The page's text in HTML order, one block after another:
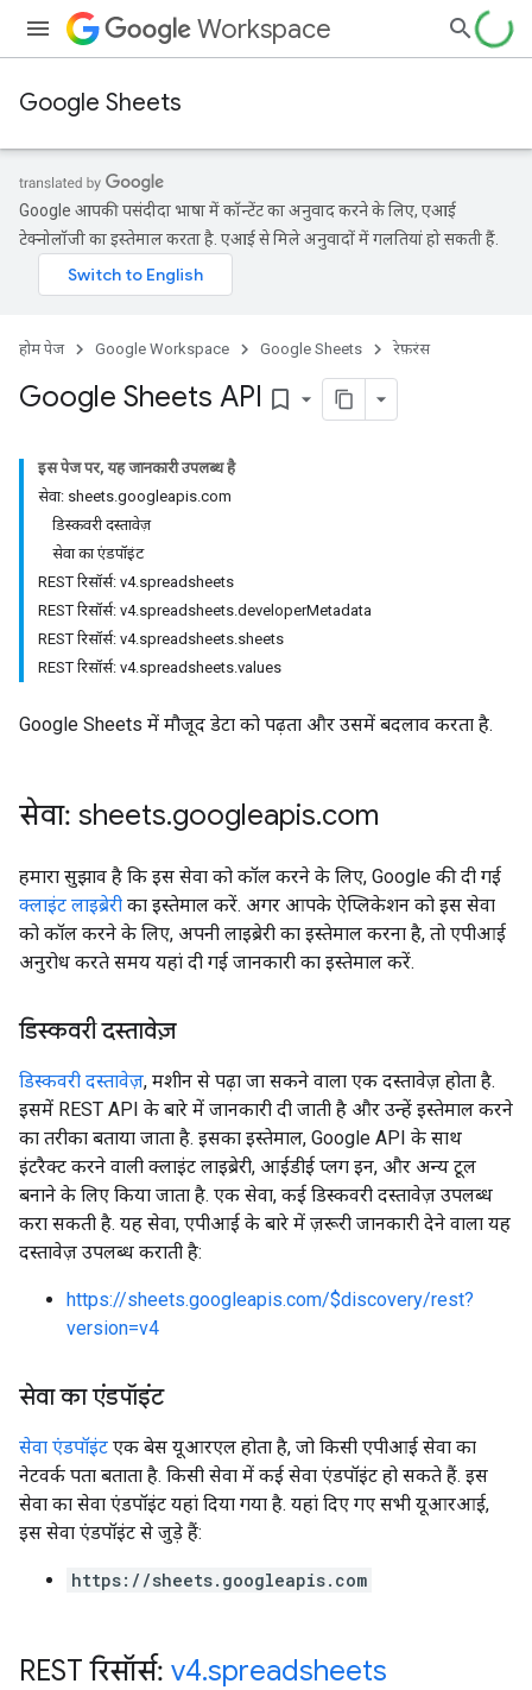
Workspace
Google Sheets
Google आपकी पसंदीदा भाषा में कॉन्टेंट का अनुवाद करने के लिए, एआई
टेक्नोलॉजी का इस्तेमाल करता है. एआई से मिले अनुवादों में गलतियां हो सकती हैं.
होम पेज Google Workspace Google Sheets रेफ़रंस
Google Sheets API bookmark_border
इस पेज पर, यह जानकारी उपलब्ध है
सेवा: sheets.googleapis.com
डिस्कवरी दस्तावेज़
सेवा का एंडपॉइंट
REST रिसॉर्स: v4.spreadsheets
REST रिसॉर्स: v4.spreadsheets.developerMetadata
REST रिसॉर्स: v4.spreadsheets.sheets
REST रिसॉर्स: v4.spreadsheets.values
Google Sheets में मौजूद डेटा को पढ़ता और उसमें बदलाव करता है.
सेवा: sheets.googleapis.com
हमारा सुझाव है कि इस सेवा को कॉल करने के लिए, Google की दी गई
क्लाइंट लाइब्रेरी का इस्तेमाल करें. अगर आपके ऐप्लिकेशन को इस सेवा
को कॉल करने के लिए, अपनी लाइब्रेरी का इस्तेमाल करना है, तो एपीआई
अनुरोध करते समय यहां दी गई जानकारी का इस्तेमाल करें.
डिस्कवरी दस्तावेज़
डिस्कवरी दस्तावेज़, मशीन से पढ़ा जा सकने वाला एक दस्तावेज़ होता है.
इसमें REST API के बारे में जानकारी दी जाती है और उन्हें इस्तेमाल करने
का तरीका बताया जाता है. इसका इस्तेमाल, Google API के साथ
इंटरैक्ट करने वाली क्लाइंट लाइब्रेरी, आईडीई प्लग इन, और अन्य टूल
बनाने के लिए किया जाता है. एक सेवा, कई डिस्कवरी दस्तावेज़ उपलब्ध
करा सकती है. यह सेवा, एपीआई के बारे में ज़रूरी जानकारी देने वाला यह
दस्तावेज़ उपलब्ध कराती है:
https://sheets.googleapis.com/$discovery/rest?
version=v4
सेवा का एंडपॉइंट
सेवा एंडपॉइंट एक बेस यूआरएल होता है, जो किसी एपीआई सेवा का
नेटवर्क पता बताता है. किसी सेवा में कई सेवा एंडपॉइंट हो सकते हैं. इस
सेवा का सेवा एंडपॉइंट यहां दिया गया है. यहां दिए गए सभी यूआरआई,
इस सेवा एंडपॉइंट से जुड़े हैं:
https://sheets.googleapis.com
REST रिसॉर्स: v4.spreadsheets